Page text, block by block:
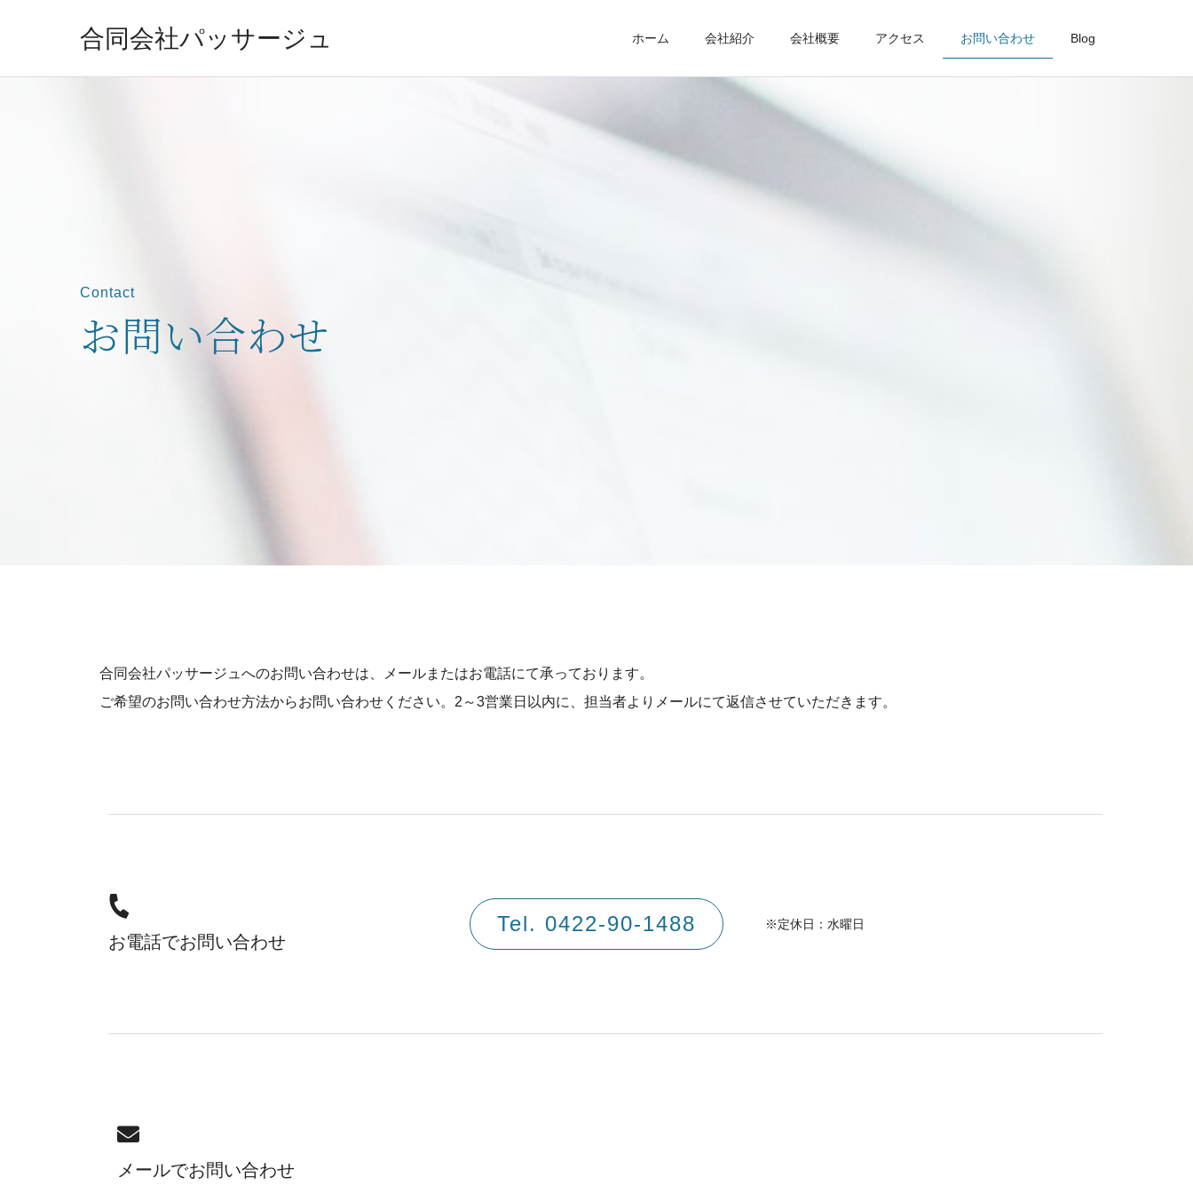
合同会社パッサージュ ホーム 会社紹介 会社概要 アクセス お問い合わせ Blog
Contact
お問い合わせ
合同会社パッサージュへのお問い合わせは、
メールまたはお電話にて承っております。
ご希望のお問い合わせ方法からお問い合わせください。 2～3営業日以内に、担当者よりメールにて返信させていただきます。
お電話でお問い合わせ
Tel. 0422-90-1488 ※定休日：水曜日
メールでお問い合わせ